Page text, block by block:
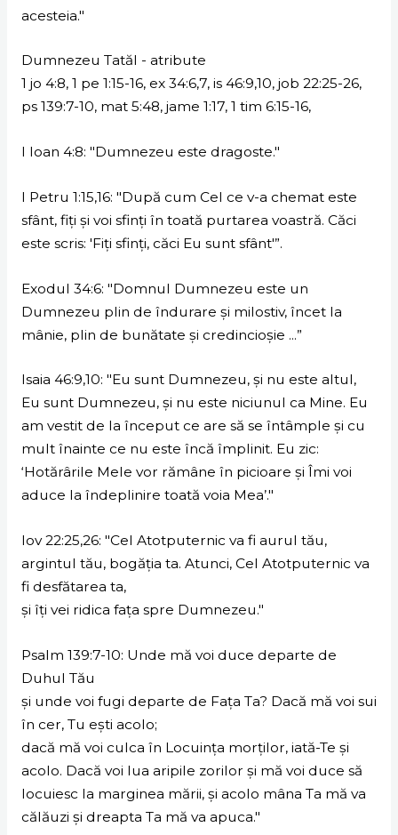
acesteia."
Dumnezeu Tatăl - atribute
1 jo 4:8, 1 pe 1:15-16, ex 34:6,7, is 46:9,10, job 22:25-26,
ps 139:7-10, mat 5:48, jame 1:17, 1 tim 6:15-16,
I Ioan 4:8: "Dumnezeu este dragoste."
I Petru 1:15,16: "După cum Cel ce v-a chemat este
sfânt, fiţi şi voi sfinţi în toată purtarea voastră. Căci
este scris: 'Fiţi sfinţi, căci Eu sunt sfânt'”.
Exodul 34:6: "Domnul Dumnezeu este un
Dumnezeu plin de îndurare şi milostiv, încet la
mânie, plin de bunătate şi credincioşie ...”
Isaia 46:9,10: "Eu sunt Dumnezeu, şi nu este altul,
Eu sunt Dumnezeu, şi nu este niciunul ca Mine. Eu
am vestit de la început ce are să se întâmple şi cu
mult înainte ce nu este încă împlinit. Eu zic:
‘Hotărârile Mele vor rămâne în picioare şi Îmi voi
aduce la îndeplinire toată voia Mea’."
Iov 22:25,26: "Cel Atotputernic va fi aurul tău,
argintul tău, bogăţia ta. Atunci, Cel Atotputernic va
fi desfătarea ta,
şi îţi vei ridica faţa spre Dumnezeu."
Psalm 139:7-10: Unde mă voi duce departe de
Duhul Tău
şi unde voi fugi departe de Faţa Ta? Dacă mă voi sui
în cer, Tu eşti acolo;
dacă mă voi culca în Locuinţa morţilor, iată-Te şi
acolo. Dacă voi lua aripile zorilor şi mă voi duce să
locuiesc la marginea mării, şi acolo mâna Ta mă va
călăuzi şi dreapta Ta mă va apuca."